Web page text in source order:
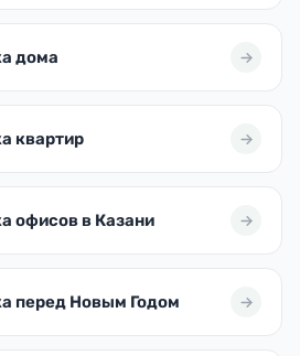
дома
квартир
офисов в Казани
перед Новым Годом